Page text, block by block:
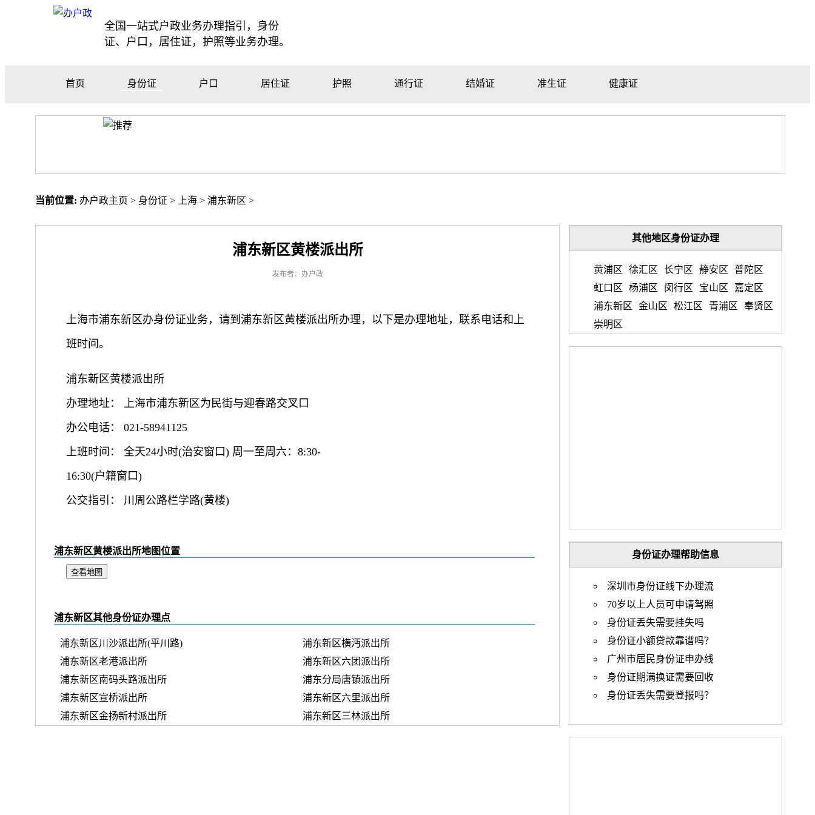
全国一站式户政业务办理指引，身份
证、户口，居住证，护照等业务办理。
首页 身份证 户口 居住证 护照 通行证 结婚证 准生证 健康证
当前位置: 办户政主页 > 身份证 > 上海 > 浦东新区 >
浦东新区黄楼派出所
发布者：办户政
上海市浦东新区办身份证业务，请到浦东新区黄楼派出所办理，以下是办理地址，联系电话和上
班时间。
浦东新区黄楼派出所
办理地址： 上海市浦东新区为民街与迎春路交叉口
办公电话： 021-58941125
上班时间： 全天24小时(治安窗口) 周一至周六：8:30-
16:30(户籍窗口)
公交指引： 川周公路栏学路(黄楼)
浦东新区黄楼派出所地图位置
查看地图
浦东新区其他身份证办理点
浦东新区川沙派出所(平川路)
浦东新区横沔派出所
浦东新区老港派出所
浦东新区六团派出所
浦东新区南码头路派出所
浦东分局唐镇派出所
浦东新区宣桥派出所
浦东新区六里派出所
浦东新区金扬新村派出所
浦东新区三林派出所
其他地区身份证办理
黄浦区 徐汇区 长宁区 静安区
普陀区
虹口区
杨浦区 闵行区 宝山区
嘉定区
浦东新区
金山区 松江区 青浦区
奉贤区
崇明区
身份证办理帮助信息
深圳市身份证线下办理流
70岁以上人员可申请驾照
身份证丢失需要挂失吗
身份证小额贷款靠谱吗？
广州市居民身份证申办线
身份证期满换证需要回收
身份证丢失需要登报吗？